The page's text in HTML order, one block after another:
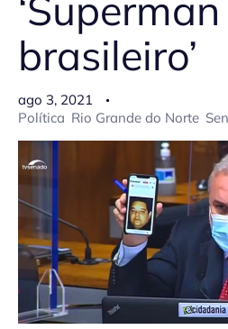
brasileiro’
ago 3, 2021
Política Rio Grande do Norte